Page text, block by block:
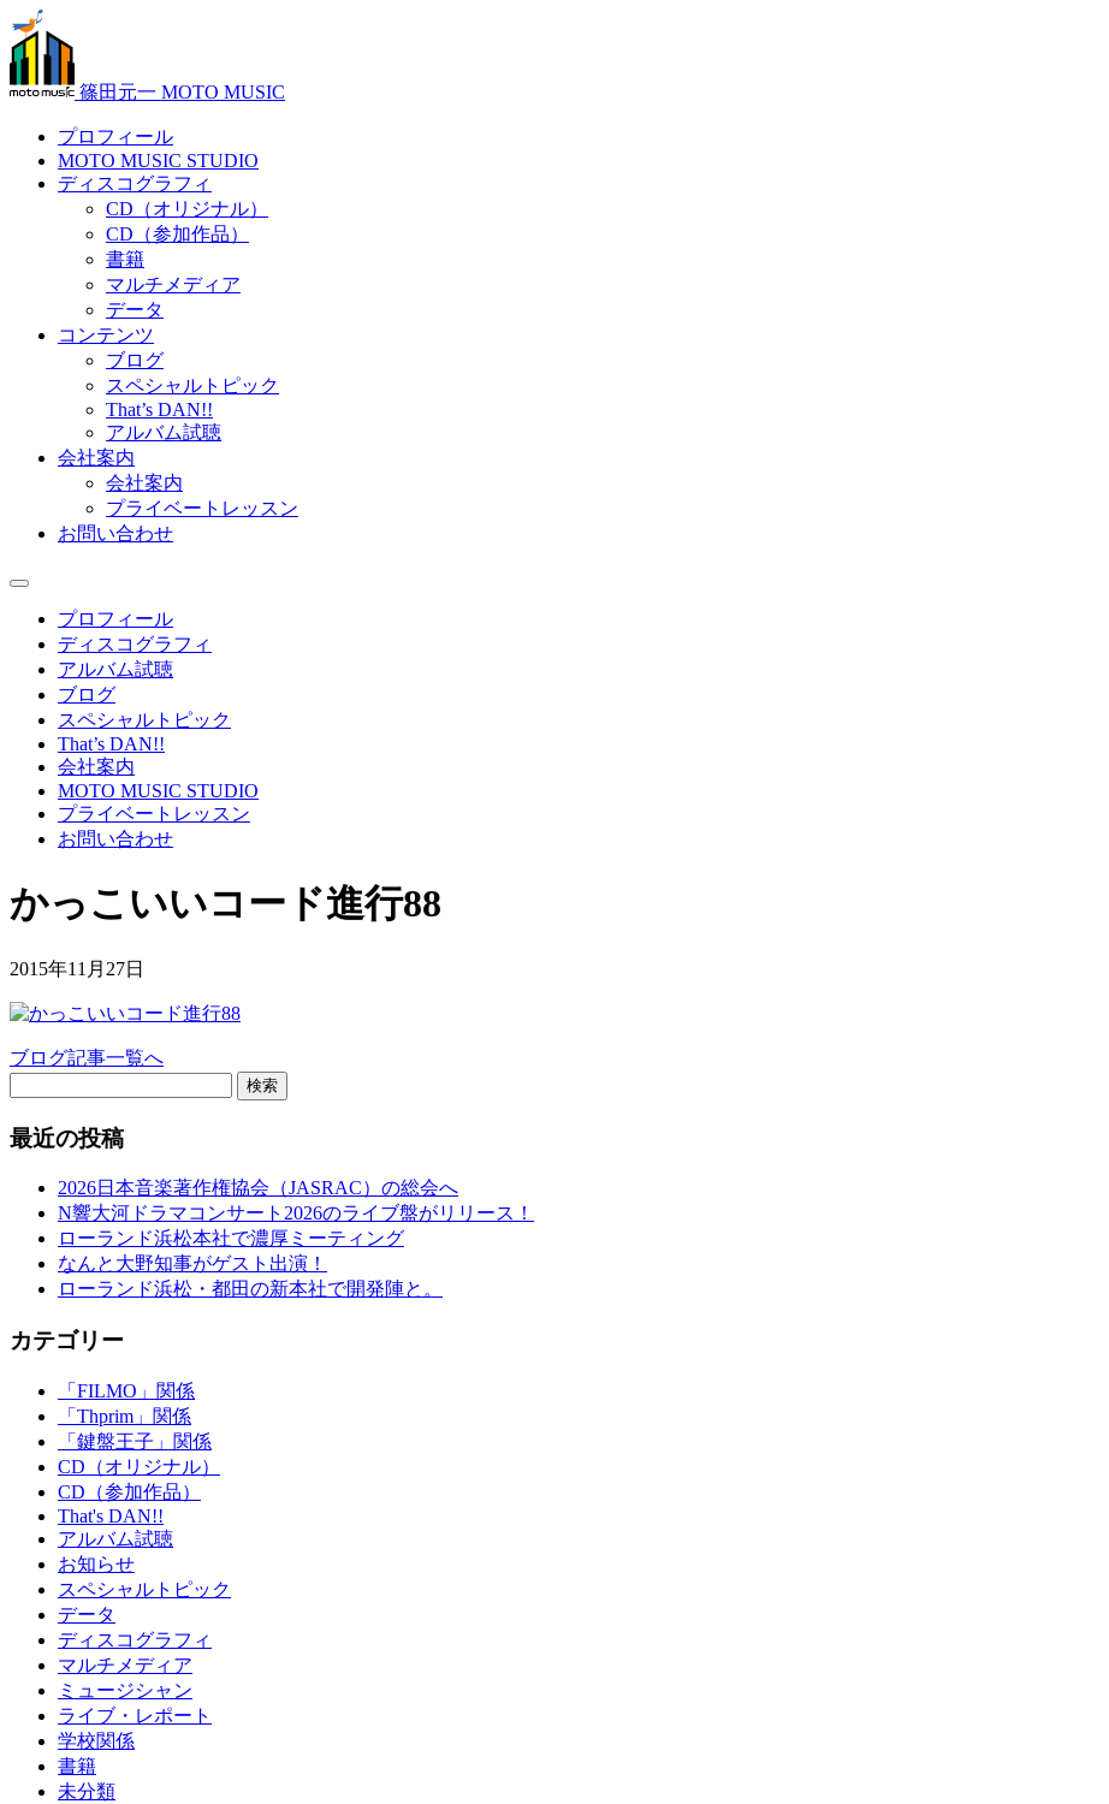
篠田元一 MOTO MUSIC
プロフィール
MOTO MUSIC STUDIO
ディスコグラフィ
CD（オリジナル）
CD（参加作品）
書籍
マルチメディア
データ
コンテンツ
ブログ
スペシャルトピック
That’s DAN!!
アルバム試聴
会社案内
会社案内
プライベートレッスン
お問い合わせ
プロフィール
ディスコグラフィ
アルバム試聴
ブログ
スペシャルトピック
That’s DAN!!
会社案内
MOTO MUSIC STUDIO
プライベートレッスン
お問い合わせ
かっこいいコード進行88
2015年11月27日
ブログ記事一覧へ
検索
最近の投稿
2026日本音楽著作権協会（JASRAC）の総会へ
N響大河ドラマコンサート2026のライブ盤がリリース！
ローランド浜松本社で濃厚ミーティング
なんと大野知事がゲスト出演！
ローランド浜松・都田の新本社で開発陣と。
カテゴリー
「FILMO」関係
「Thprim」関係
「鍵盤王子」関係
CD（オリジナル）
CD（参加作品）
That's DAN!!
アルバム試聴
お知らせ
スペシャルトピック
データ
ディスコグラフィ
マルチメディア
ミュージシャン
ライブ・レポート
学校関係
書籍
未分類